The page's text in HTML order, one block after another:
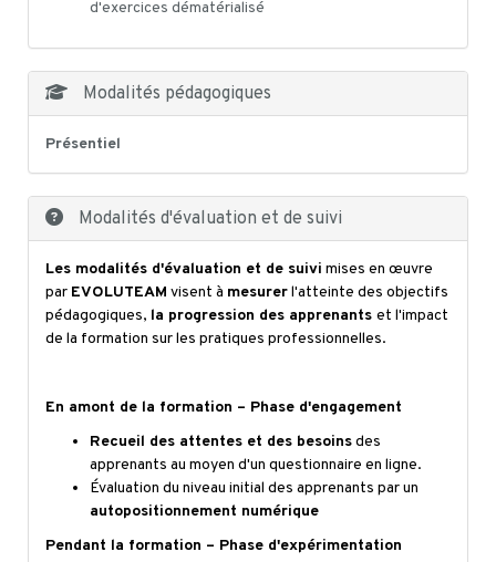
d'exercices dématérialisé
Modalités pédagogiques
Présentiel
Modalités d'évaluation et de suivi
Les modalités d'évaluation et de suivi mises en œuvre
par EVOLUTEAM visent à mesurerl'atteinte des objectifs
pédagogiques, la progression des apprenants et l'impact
de la formation sur les pratiques professionnelles.
En amont de la formation – Phase d'engagement
Recueil des attentes et des besoinsdes
apprenants au moyen d'un questionnaire en ligne.
Évaluation du niveau initial des apprenants par un
autopositionnement numérique
Pendant la formation – Phase d'expérimentation